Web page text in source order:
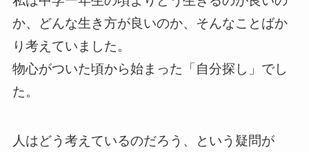
か、どんな生き方が良いのか、そんなことばか
り考えていました。
物心がついた頃から始まった「自分探し」でし
た。
人はどう考えているのだろう、という疑問が